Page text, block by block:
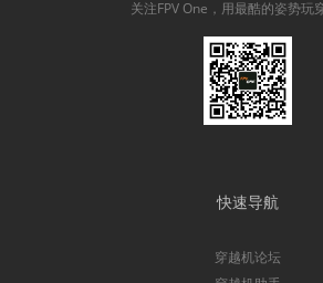
关注FPV One，用最酷的姿势玩
快速导航
穿越机论坛